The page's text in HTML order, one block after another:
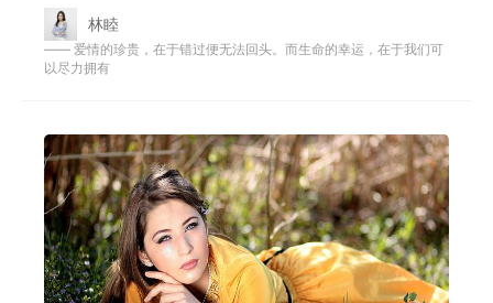
林睦
—— 爱情的珍贵，在于错过便无法回头。而生命的幸运，在于我们可
以尽力拥有